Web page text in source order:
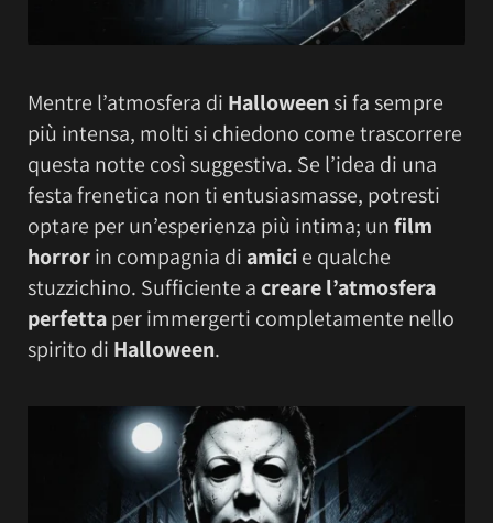
Mentre l’atmosfera di Halloweensi fa sempre
più intensa, molti si chiedono come trascorrere
questa notte così suggestiva. Se l’idea di una
festa frenetica non ti entusiasmasse, potresti
optare per un’esperienza più intima; unfilm
horrorin compagnia di amicie qualche
stuzzichino. Sufficiente acreare l’atmosfera
perfettaper immergerti completamente nello
spirito di Halloween.